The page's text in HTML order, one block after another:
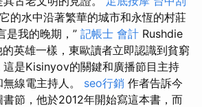
它的水中沿著繁華的城市和永恆的村莊
是我的晚期，” 記帳士 會計 Rushdie
的英雄一樣，東歐讀者立即認識到貧窮
是Kisinyov的關鍵和廣播節目主持
線電主持人。 seo行銷 作者告訴今
節，他於2012年開始寫這本書，而